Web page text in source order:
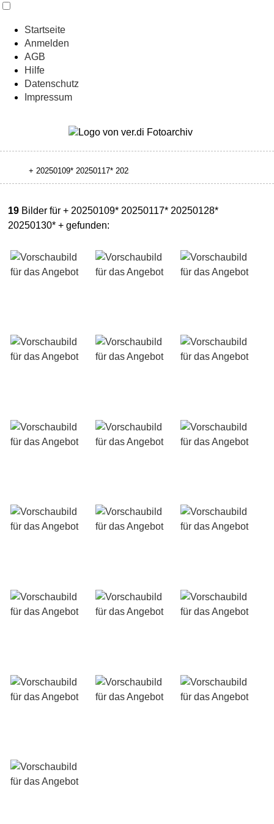
Startseite
Anmelden
AGB
Hilfe
Datenschutz
Impressum
19 Bilder für + 20250109* 20250117* 20250128*
20250130* + gefunden: